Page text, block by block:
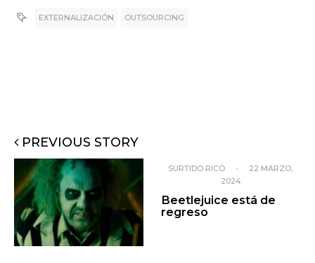
EXTERNALIZACIÓN OUTSOURCING
PREVIOUS STORY
SURTIDO RICO •
22 MARZO,
2024
Beetlejuice está de
regreso